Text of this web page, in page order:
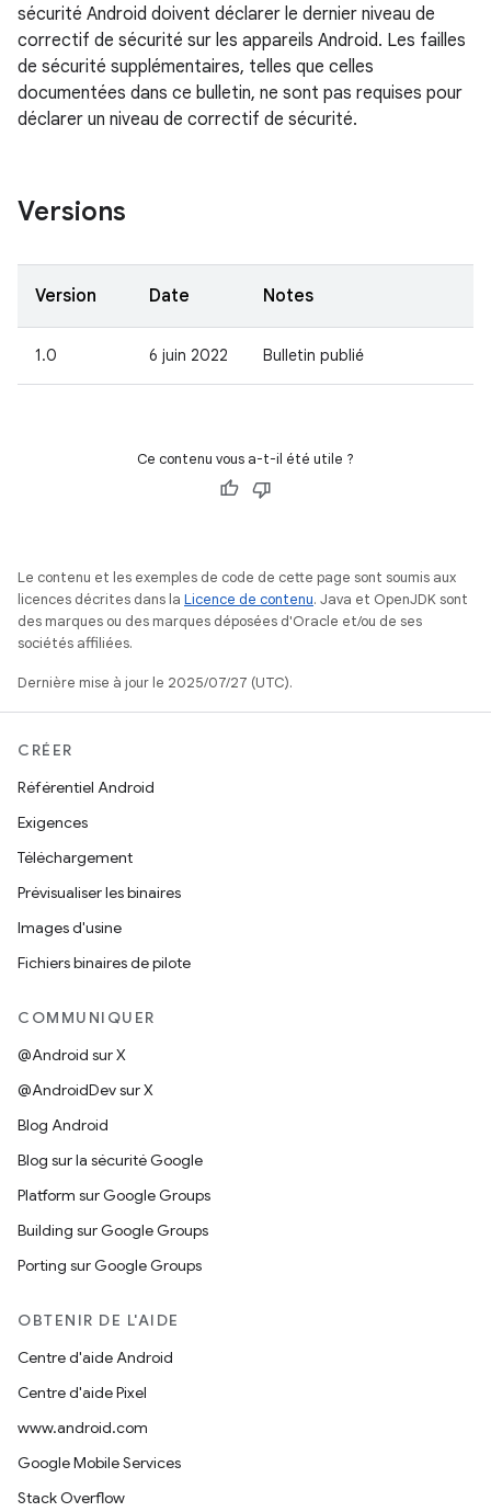
sécurité Android doivent déclarer le dernier niveau de
correctif de sécurité sur les appareils Android. Les failles
de sécurité supplémentaires, telles que celles
documentées dans ce bulletin, ne sont pas requises pour
déclarer un niveau de correctif de sécurité.
Versions
Version Date Notes
1.0 6 juin 2022 Bulletin publié
Ce contenu vous a-t-il été utile ?
Le contenu et les exemples de code de cette page sont soumis aux
licences décrites dans la Licence de contenu. Java et OpenJDK sont
des marques ou des marques déposées d'Oracle et/ou de ses
sociétés affiliées.
Dernière mise à jour le 2025/07/27 (UTC).
CRÉER
Référentiel Android
Exigences
Téléchargement
Prévisualiser les binaires
Images d'usine
Fichiers binaires de pilote
COMMUNIQUER
@Android sur X
@AndroidDev sur X
Blog Android
Blog sur la sécurité Google
Platform sur Google Groups
Building sur Google Groups
Porting sur Google Groups
OBTENIR DE L'AIDE
Centre d'aide Android
Centre d'aide Pixel
www.android.com
Google Mobile Services
Stack Overflow